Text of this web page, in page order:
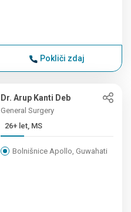
Pokliči zdaj
Dr. Arup Kanti Deb
General Surgery
26+ let, MS
Bolnišnice Apollo, Guwahati